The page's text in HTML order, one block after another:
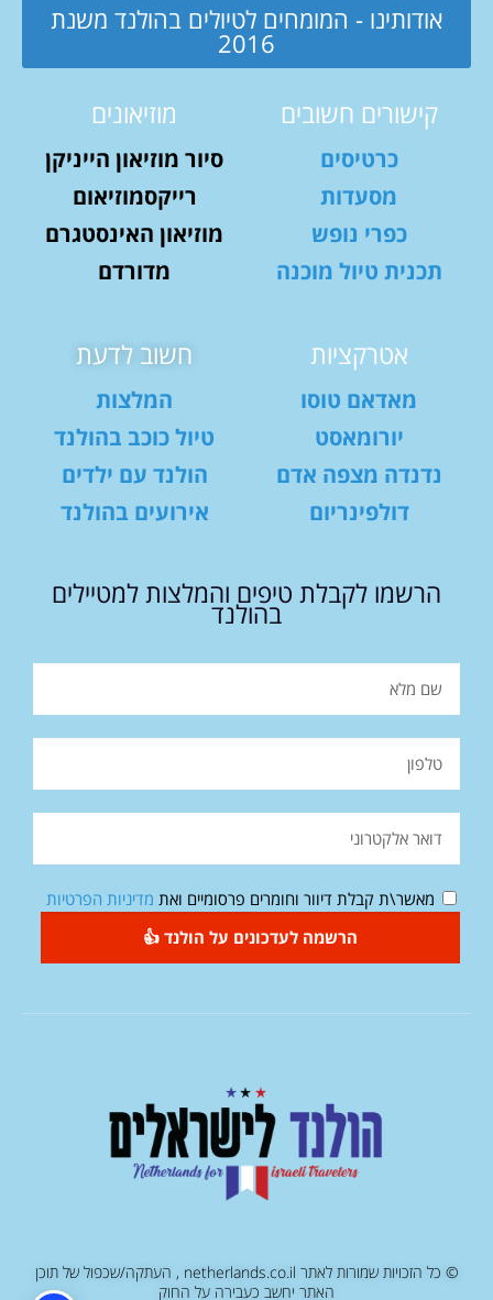
אודותינו - המומחים לטיולים בהולנד משנת
2016
קישורים חשובים
כרטיסים
מסעדות
כפרי נופש
תכנית טיול מוכנה
מוזיאונים
סיור מוזיאון הייניקן
רייקסמוזיאום
מוזיאון האינסטגרם
מדורדם
אטרקציות
מאדאם טוסו
יורומאסט
נדנדה מצפה אדם
דולפינריום
חשוב לדעת
המלצות
טיול כוכב בהולנד
הולנד עם ילדים
אירועים בהולנד
הרשמו לקבלת טיפים והמלצות למטיילים
בהולנד
מאשר\ת קבלת דיוור וחומרים פרסומיים ואת מדיניות הפרטיות
הרשמה לעדכונים על הולנד 👍
© כל הזכויות שמורות לאתר netherlands.co.il , העתקה/שכפול של תוכן
האתר יחשב כעבירה על החוק